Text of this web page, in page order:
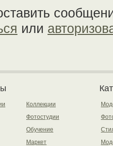
или
Коллекции
Фотостудии
Обучение
Маркет